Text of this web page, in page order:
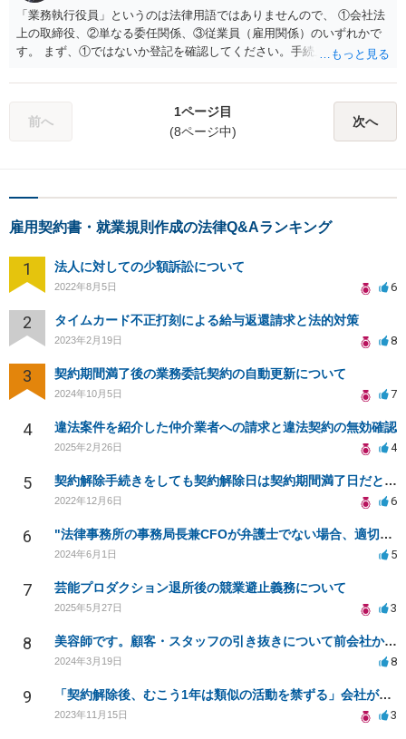
「業務執行役員」というのは法律用語ではありませんので、 ①会社法
上の取締役、②単なる委任関係、③従業員（雇用関係）のいずれかで
す。 まず、①ではないか登記を確認してください。手続上就任承諾書
ん。 （とはいえ、偽造書類で登記されるケースもゼロではないの
で・・・念のため確認） ①でないことが確認できれば、②であること
を前提に書面で解約の意思表示をすれば足りる、と考えます。 即時退
社となります。（民651Ⅰ） この点、雇用契約関係であったとして、
いので、争うことが十分可能と考えます。 万が一①であった場合は、
オススメします。
前へ
1ページ目
(8ページ中)
次へ
雇用契約書・就業規則作成の法律Q&Aランキング
1 法人に対しての少額訴訟について
2022年8月5日 6
2 タイムカード不正打刻による給与返還請求と法的対策
2023年2月19日 8
3 契約期間満了後の業務委託契約の自動更新について
2024年10月5日 7
4 違法案件を紹介した仲介業者への請求と違法契約の無効確認
2025年2月26日 4
5 契約解除手続きをしても契約解除日は契約期間満了日だと言われました。
2022年12月6日 6
6 "法律事務所の事務局長兼CFOが弁護士でない場合、適切か"
2024年6月1日 5
7 芸能プロダクション退所後の競業避止義務について
2025年5月27日 3
8 美容師です。顧客・スタッフの引き抜きについて前会社から訴訟すると言われています
2024年3月19日 8
9 「契約解除後、むこう1年は類似の活動を禁ずる」会社が倒産した場合でも施行されますか？
2023年11月15日 3